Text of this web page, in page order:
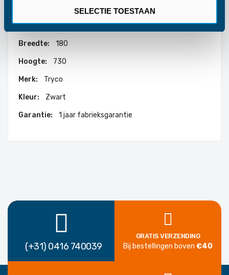
SELECTIE TOESTAAN
Meer
informatie
650
180
730
Tryco
Zwart
1 jaar fabrieksgarantie
(+31) 0416 740039
GRATIS VERZENDING
Bij bestellingen boven €40